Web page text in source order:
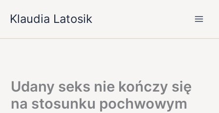
Klaudia Latosik
Udany seks nie kończy się
na stosunku pochwowym